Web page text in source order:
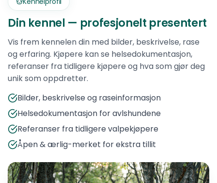
Din kennel — profesjonelt presentert
Vis frem kennelen din med bilder, beskrivelse, rase
og erfaring. Kjøpere kan se helsedokumentasjon,
referanser fra tidligere kjøpere og hva som gjør deg
unik som oppdretter.
Bilder, beskrivelse og raseinformasjon
Helsedokumentasjon for avlshundene
Referanser fra tidligere valpekjøpere
Åpen & ærlig-merket for ekstra tillit